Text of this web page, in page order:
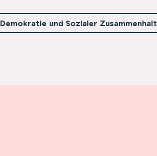
Demokratie und Sozialer Zusammenhalt